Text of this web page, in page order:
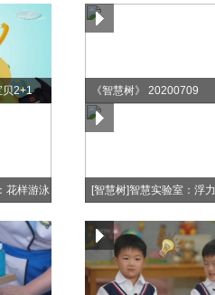
贝2+1 《智慧树》 20200709
花样游泳 [智慧树]智慧实验室：浮力